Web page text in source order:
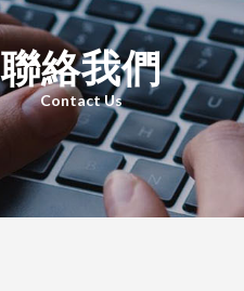
聯絡我們
Contact Us